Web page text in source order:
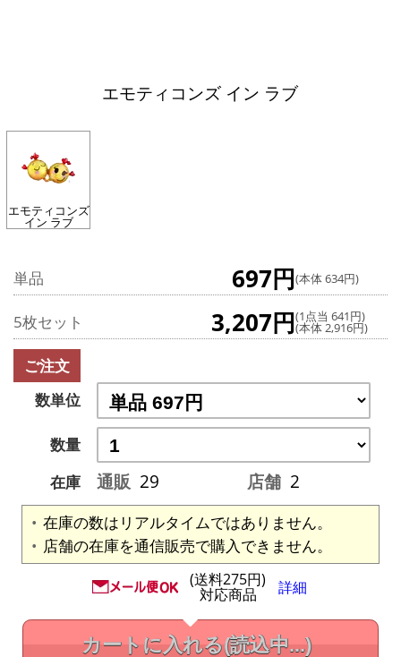
エモティコンズ イン ラブ
エモティコンズ
イン ラブ
単品 697円(本体 634円)
5枚セット 3,207円(1点当 641円)
(本体 2,916円)
ご注文
数単位
数量
在庫
通販 29 店舗 2
在庫の数はリアルタイムではありません。
店舗の在庫を通信販売で購入できません。
(送料275円)
対応商品 詳細
カートに入れる(読込中...)